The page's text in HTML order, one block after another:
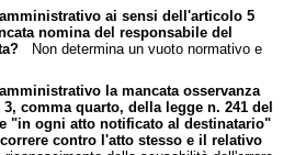
ai sensi dell'articolo 5
nomina del responsabile del
Non determina un vuoto normativo e
la mancata osservanza
comma quarto, della legge n. 241 del
"in ogni atto notificato al destinatario"
contro l'atto stesso e il relativo